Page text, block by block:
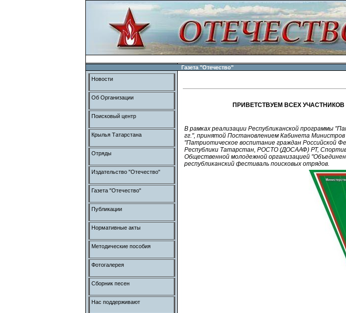
Газета "Отечество"
ПРИВЕТСТВУЕМ ВСЕХ
В рамках реализации Республиканской программы
гг.", принятой Постановлением Кабинета
"Патриотическое воспитание граждан Российской
Республики Татарстан, РОСТО (ДОСААФ) РТ,
Общественной молодежной организацией
республиканский фестиваль поисковых отрядов.
Новости
Об Организации
Поисковый центр
Крылья Татарстана
Отряды
Издательство "Отечество"
Газета "Отечество"
Публикации
Нормативные акты
Методические пособия
Фотогалерея
Сборник песен
Нас поддерживают